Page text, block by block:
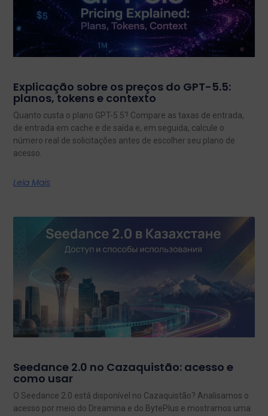
Explicação sobre os preços do GPT-5.5:
planos, tokens e contexto
Quanto custa o plano GPT-5.5? Compare as taxas de entrada,
de entrada em cache e de saída e, em seguida, calcule o
número real de solicitações antes de escolher seu plano de
acesso.
Leia Mais
Seedance 2.0 no Cazaquistão: acesso e
como usar
O Seedance 2.0 está disponível no Cazaquistão? Analisamos o
acesso por meio do Dreamina e do BytePlus e mostramos uma